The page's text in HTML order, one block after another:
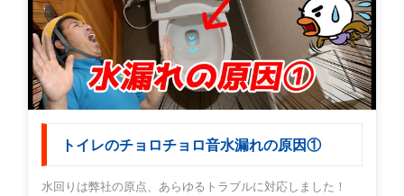
トイレのチョロチョロ音水漏れの原因①
水回りは弊社の原点、あらゆるトラブルに対応しました！